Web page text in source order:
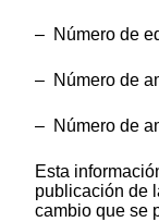
– Número de
– Número de
– Número de
Esta
publicación de
cambio que se